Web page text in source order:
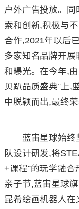
户外广告投放。
索和创新,积极与
合作,2021年以后
多家知名品牌开展
和曝光。在今年,
贝趴品质盛典”上,
中脱颖而出,最终荣
蓝宙星球始终坚
队设计研发,将
+课程”的玩学融
亲子节,蓝宙星球
昆希绘画机器人